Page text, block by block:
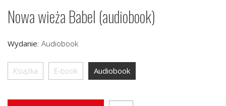
Nowa wieża Babel (audiobook)
Wydanie: Audiobook
Książka E-book Audiobook